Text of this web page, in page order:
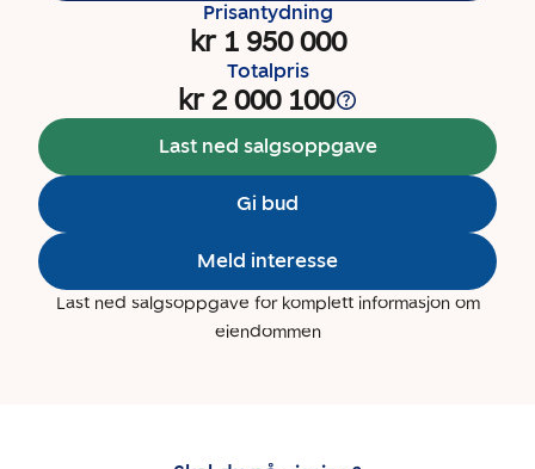
Prisantydning
kr 1 950 000
Totalpris
kr 2 000 100
Last ned salgsoppgave
Gi bud
Meld interesse
Last ned salgsoppgave for komplett informasjon om
eiendommen